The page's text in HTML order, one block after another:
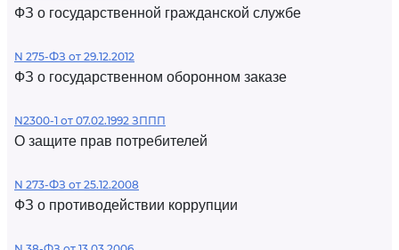
ФЗ о государственной гражданской службе
N 275-ФЗ от 29.12.2012
ФЗ о государственном оборонном заказе
N2300-1 от 07.02.1992 ЗППП
О защите прав потребителей
N 273-ФЗ от 25.12.2008
ФЗ о противодействии коррупции